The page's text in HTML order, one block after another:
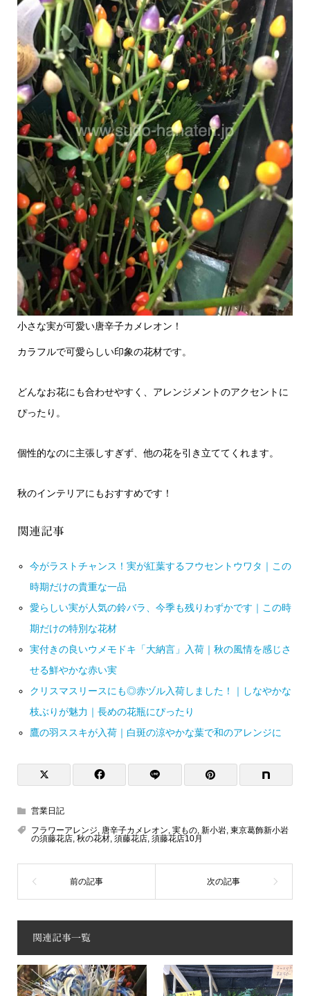
小さな実が可愛い唐辛子カメレオン！
カラフルで可愛らしい印象の花材です。
どんなお花にも合わせやすく、アレンジメントのアクセントに
ぴったり。
個性的なのに主張しすぎず、他の花を引き立ててくれます。
秋のインテリアにもおすすめです！
関連記事
今がラストチャンス！実が紅葉するフウセントウワタ｜この
時期だけの貴重な一品
愛らしい実が人気の鈴バラ、今季も残りわずかです｜この時
期だけの特別な花材
実付きの良いウメモドキ「大納言」入荷｜秋の風情を感じさ
せる鮮やかな赤い実
クリスマスリースにも◎赤ヅル入荷しました！｜しなやかな
枝ぶりが魅力｜長めの花瓶にぴったり
鷹の羽ススキが入荷｜白斑の涼やかな葉で和のアレンジに
営業日記
フラワーアレンジ, 唐辛子カメレオン, 実もの, 新小岩, 東京葛飾新小岩
の須藤花店, 秋の花材, 須藤花店, 須藤花店10月
関連記事一覧